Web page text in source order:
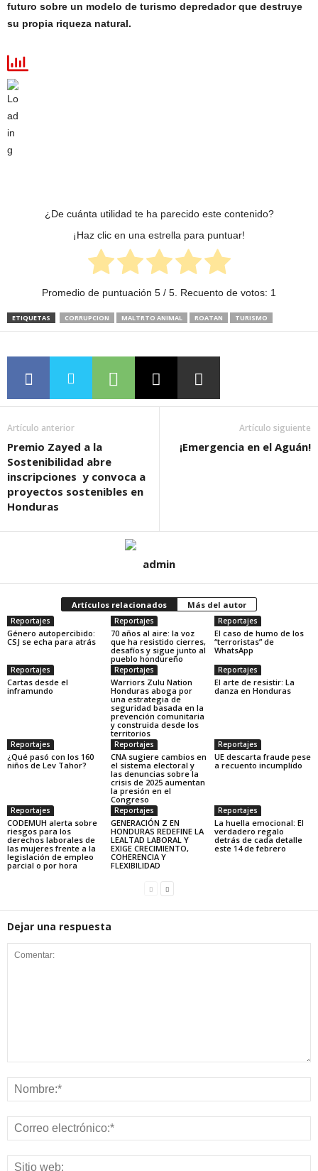
futuro sobre un modelo de turismo depredador que destruye
su propia riqueza natural.
¿De cuánta utilidad te ha parecido este contenido?
¡Haz clic en una estrella para puntuar!
Promedio de puntuación 5 / 5. Recuento de votos: 1
ETIQUETAS CORRUPCION MALTRTO ANIMAL ROATAN TURISMO
Artículo anterior
Premio Zayed a la
Sostenibilidad abre
inscripciones y convoca a
proyectos sostenibles en
Honduras
Artículo siguiente
¡Emergencia en el Aguán!
admin
Artículos relacionados Más del autor
Reportajes
Género autopercibido:
CSJ se echa para atrás
Reportajes
70 años al aire: la voz
que ha resistido cierres,
desafíos y sigue junto al
pueblo hondureño
Reportajes
El caso de humo de los
“terroristas” de
WhatsApp
Reportajes
Cartas desde el
inframundo
Reportajes
Warriors Zulu Nation
Honduras aboga por
una estrategia de
seguridad basada en la
prevención comunitaria
y construida desde los
territorios
Reportajes
El arte de resistir: La
danza en Honduras
Reportajes
¿Qué pasó con los 160
niños de Lev Tahor?
Reportajes
CNA sugiere cambios en
el sistema electoral y
las denuncias sobre la
crisis de 2025 aumentan
la presión en el
Congreso
Reportajes
UE descarta fraude pese
a recuento incumplido
Reportajes
CODEMUH alerta sobre
riesgos para los
derechos laborales de
las mujeres frente a la
legislación de empleo
parcial o por hora
Reportajes
GENERACIÓN Z EN
HONDURAS REDEFINE LA
LEALTAD LABORAL Y
EXIGE CRECIMIENTO,
COHERENCIA Y
FLEXIBILIDAD
Reportajes
La huella emocional: El
verdadero regalo
detrás de cada detalle
este 14 de febrero
Dejar una respuesta